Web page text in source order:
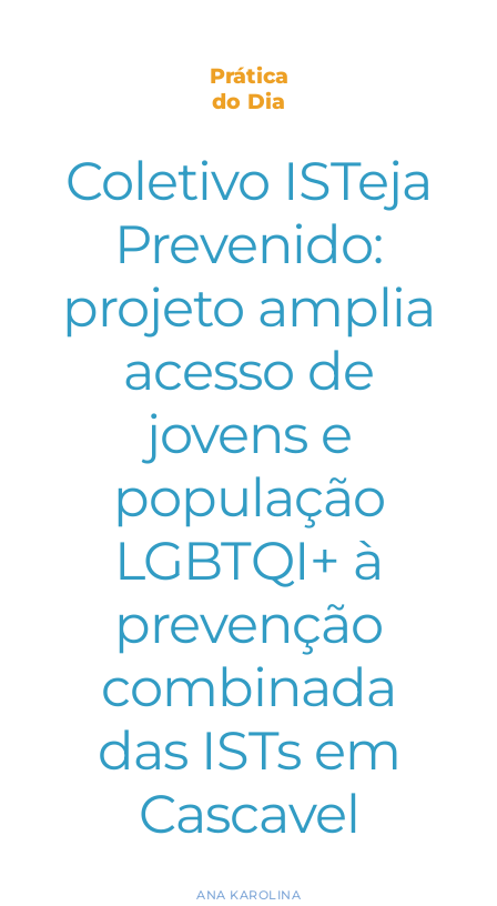
Prática
do Dia
Coletivo ISTeja
Prevenido:
projeto amplia
acesso de
jovens e
população
LGBTQI+ à
prevenção
combinada
das ISTs em
Cascavel
ANA KAROLINA